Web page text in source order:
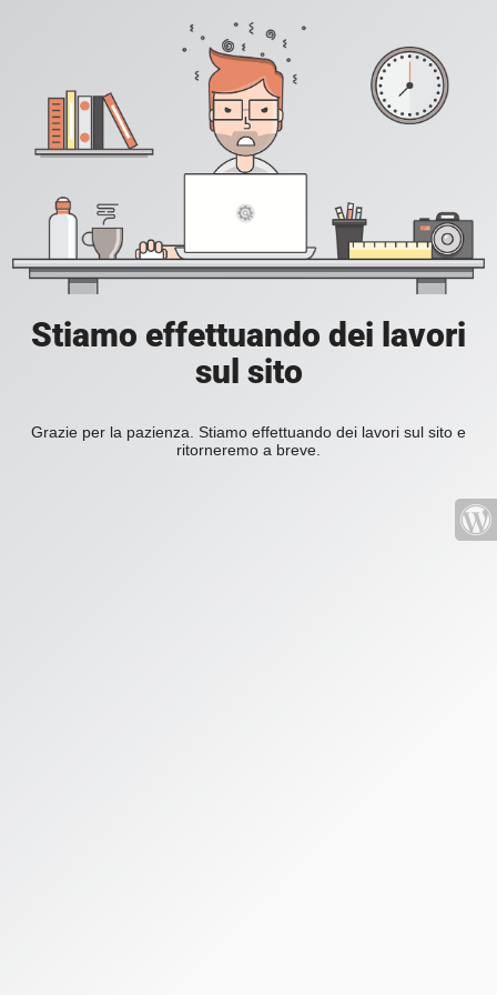
Stiamo effettuando dei lavori
sul sito
Grazie per la pazienza. Stiamo effettuando dei lavori sul sito e
ritorneremo a breve.